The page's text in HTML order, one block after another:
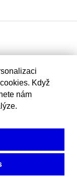
Když
nám